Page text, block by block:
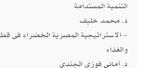
التنمية المستدامة
د. محمد خليف
- الاستراتيجية المصرية الخضراء فى
والغذاء
د. أمانى فوزى الجندى